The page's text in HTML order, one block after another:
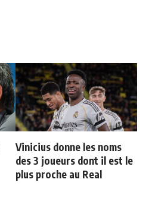
Vinicius donne les noms
des 3 joueurs dont il est le
plus proche au Real